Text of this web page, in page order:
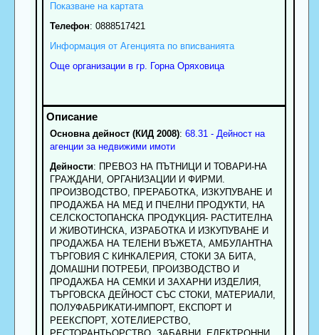
Показване на картата
Телефон: 0888517421
Информация от Агенцията по вписванията
Още организации в гр. Горна Оряховица
Основна дейност (КИД 2008): 68.31 - Дейност на
агенции за недвижими имоти
Дейности: ПРЕВОЗ НА ПЪТНИЦИ И ТОВАРИ-НА
ГРАЖДАНИ, ОРГАНИЗАЦИИ И ФИРМИ.
ПРОИЗВОДСТВО, ПРЕРАБОТКА, ИЗКУПУВАНЕ И
ПРОДАЖБА НА МЕД И ПЧЕЛНИ ПРОДУКТИ, НА
СЕЛСКОСТОПАНСКА ПРОДУКЦИЯ- РАСТИТЕЛНА
И ЖИВОТИНСКА, ИЗРАБОТКА И ИЗКУПУВАНЕ И
ПРОДАЖБА НА ТЕЛЕНИ ВЪЖЕТА, АМБУЛАНТНА
ТЪРГОВИЯ С КИНКАЛЕРИЯ, СТОКИ ЗА БИТА,
ДОМАШНИ ПОТРЕБИ, ПРОИЗВОДСТВО И
ПРОДАЖБА НА СЕМКИ И ЗАХАРНИ ИЗДЕЛИЯ,
ТЪРГОВСКА ДЕЙНОСТ СЪС СТОКИ, МАТЕРИАЛИ,
ПОЛУФАБРИКАТИ-ИМПОРТ, ЕКСПОРТ И
РЕЕКСПОРТ, ХОТЕЛИЕРСТВО,